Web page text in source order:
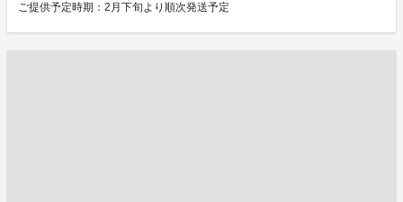
ご提供予定時期：2月下旬より順次発送予定